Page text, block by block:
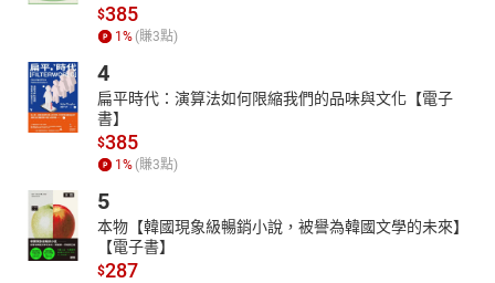
$385
1% (賺3點)
4
扁平時代：演算法如何限縮我們的品味與文化【電子
書】
$385
1% (賺3點)
5
本物【韓國現象級暢銷小說，被譽為韓國文學的未來】
【電子書】
$287